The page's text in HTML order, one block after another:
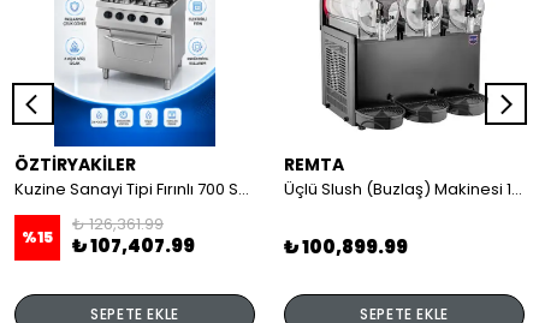
ÖZTİRYAKİLER
Kuzine Sanayi Tipi Fırınlı 700 Seri Gazlı 4 Açık Ateş 80x70x85 (Lp)-2X6Kw+2X7,5Kw+6Kw Elektrikli Fırın
%15
₺ 126,361.99
₺ 107,407.99
SEPETE EKLE
REMTA
Üçlü Slush (Buzlaş) Makinesi 12+12+12 lt
₺ 100,899.99
SEPETE EKLE